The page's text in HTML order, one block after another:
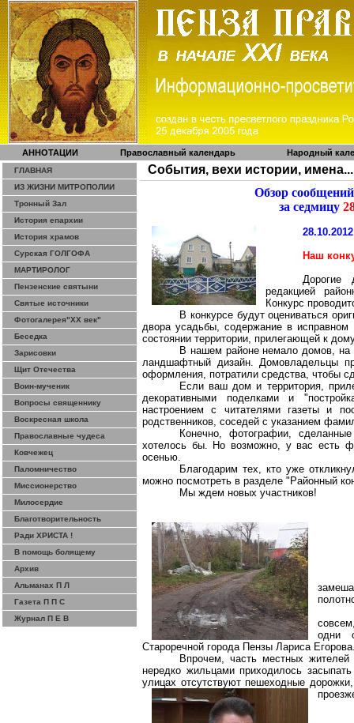
АННОТАЦИИ Православный календарь Народный
ГЛАВНАЯ
ИЗ ЖИЗНИ МИТРОПОЛИИ
Тронный Зал
История епархии
История храмов
Сурская ГОЛГОФА
МАРТИРОЛОГ
Пензенские святыни
Святые источники
Фотогалерея"ХХ век"
Беседка
Зарисовки
Щит Отечества
Воин-мученик
Вопросы священнику
Воскресная школа
Православные чудеса
Ковчежец
Паломничество
Миссионерство
Милосердие
Благотворительность
Ради ХРИСТА !
В помощь болящему
Архив
Альманах П Л
Газета П П С
Журнал П Е В
События, вехи истории, имена...
Обзор
за седмицу
28.10.2012
Наш
Дорогие
редакцией
Конкурс
В конкурсе будут оцениваться
двора усадьбы, содержание в
состоянии территории, прилегающей к
В нашем районе немало домов, на
ландшафтный дизайн. Домовладельцы
оформления, потратили средства, чтобы
Если ваш дом и территория,
декоративными поделками и
настроением с читателями газеты и
родственников, соседей с указанием
Конечно, фотографии,
хотелось бы. Но возможно, у вас есть
осенью.
Благодарим тех, кто уже
можно посмотреть в разделе "Районный
Мы ждем новых участников!
одни
Староречной города Пензы Лариса
Впрочем, часть местных
нередко жильцами приходилось
улицах отсутствуют пешеходные